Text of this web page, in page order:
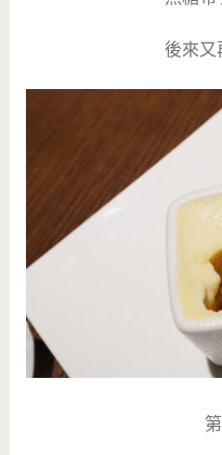
後來又